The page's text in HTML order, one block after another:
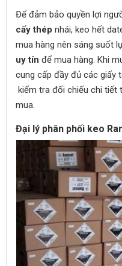
Để đảm bảo quyền lợi
cấy thép nhái, keo hết
mua hàng nên sáng suốt
uy tín để mua hàng. Khi
cung cấp đầy đủ các giấy
kiểm tra đối chiếu chi tiết
mua.
Đại lý phân phối keo